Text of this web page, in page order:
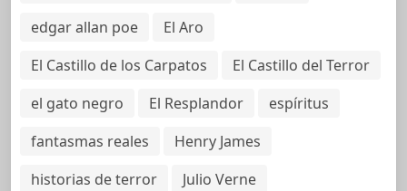
edgar allan poe
El Aro
El Castillo de los Carpatos
El Castillo del Terror
el gato negro
El Resplandor
espíritus
fantasmas reales
Henry James
historias de terror
Julio Verne